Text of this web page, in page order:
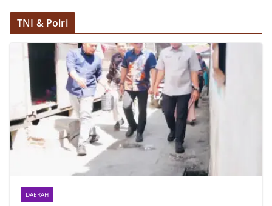
personel Kepolisian dengan masyarakat. Melalui
kegiatan semacam ini, Bhabinkamtibmas tidak
hanya berperan sebagai penyampai informasi
dan imbauan, tetapi juga sebagai mitra
masyarakat dalam menjaga keamanan lingkungan
secara bersama-sama.‎‎Kehadiran
Bhabinkamtibmas di tengah-tengah warga
diharapkan dapat semakin mempererat
hubungan kemitraan antara Polri dan
masyarakat, sekaligus membangun kesadaran
kolektif warga akan pentingnya menjaga
keamanan, ketertiban, dan kekompakan
lingkungan, khususnya dalam menyambut
momentum bersejarah HUT Kemerdekaan
Republik Indonesia.‎Kegiatan sambang ini
rencananya akan terus dilaksanakan secara rutin
TNI & Polri
DAERAH